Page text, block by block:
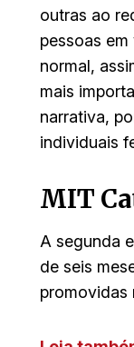
outras ao
pessoas em
normal,
mais
narrativa,
individuais
MIT
A segunda
de seis
promovidas